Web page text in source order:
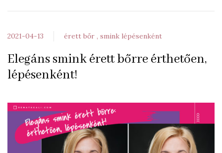
2021-04-13 érett bőr smink lépésenként
Elegáns smink érett bőrre érthetően,
lépésenként!